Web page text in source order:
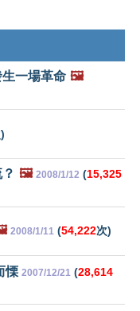
一場革命 🖼️
🖼️ 2008/1/12 (15,325
2008/1/11 (54,222次)
慄 2007/12/21 (28,614